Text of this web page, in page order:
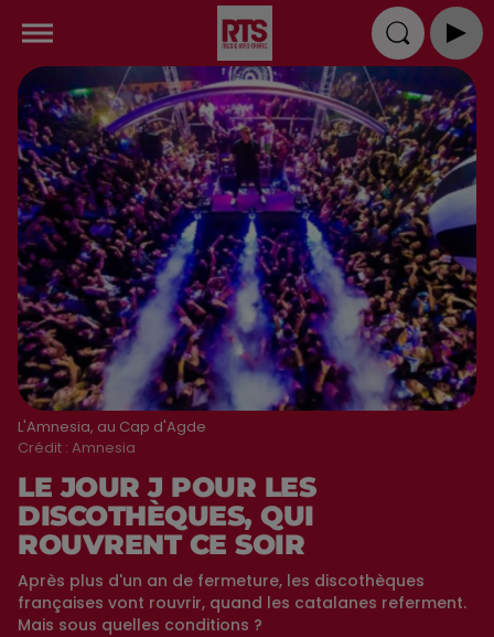
L'Amnesia, au Cap d'Agde
Crédit : Amnesia
LE JOUR J POUR LES
DISCOTHÈQUES, QUI
ROUVRENT CE SOIR
Après plus d'un an de fermeture, les discothèques
françaises vont rouvrir, quand les catalanes referment.
Mais sous quelles conditions ?